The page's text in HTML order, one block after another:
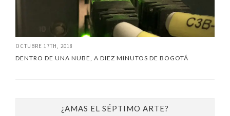
OCTUBRE 17TH, 2018
DENTRO DE UNA NUBE, A DIEZ MINUTOS DE BOGOTÁ
¿AMAS EL SÉPTIMO ARTE?